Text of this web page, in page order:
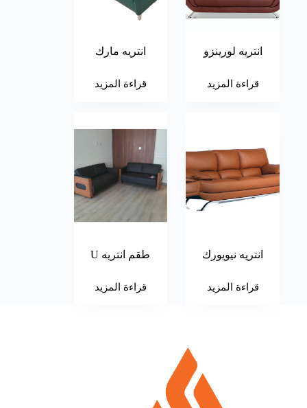
انتريه لورينزو
قراءة المزيد
انتريه مارك
قراءة المزيد
انتريه نيويورك
قراءة المزيد
طقم انتريه U
قراءة المزيد